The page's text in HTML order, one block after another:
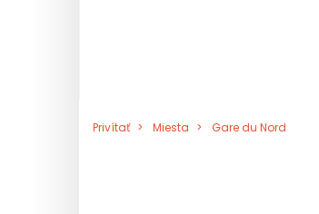
Privítať Miesta Gare du Nord